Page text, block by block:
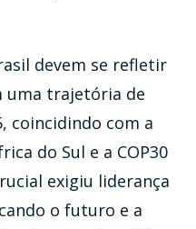
devem se refletir
uma trajetória de
coincidindo com a
do Sul e a COP30
exigiu liderança
o futuro e a